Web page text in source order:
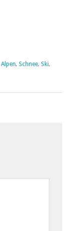
Alpen, Schnee, Ski,